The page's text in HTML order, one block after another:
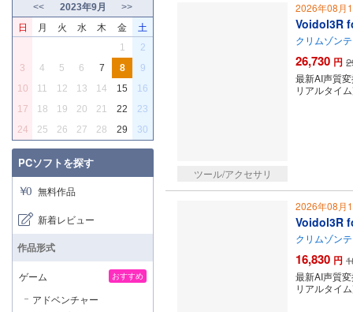
ツール/アクセサリ
2026年08月
Voidol3R
クリムゾン
26,730 円
最新AI声質
リアルタイ
2026年08月
Voidol3R
クリムゾン
16,830 円
最新AI声質
リアルタイ
<< 2023年9月 >>
日 月 火 水 木 金 土
1
2
3
4 5 6 7 8
9
10
11 12 13 14 15
16
17
18 19 20 21 22
23
24
25 26 27 28 29 30
PCソフトを探す
無料作品
新着レビュー
作品形式
ゲーム おすすめ
アドベンチャー